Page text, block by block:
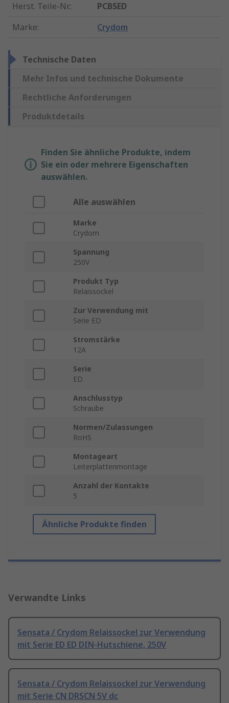
Herst. Teile-Nr.:
PCBSED
Marke: Crydom
Technische Daten
Mehr Infos und technische Dokumente
Rechtliche Anforderungen
Produktdetails
Finden Sie ähnliche Produkte, indem
Sie ein oder mehrere Eigenschaften
auswählen.
Alle auswählen
Marke
Crydom
Spannung
250V
Produkt Typ
Relaissockel
Zur Verwendung mit
Serie ED
Stromstärke
12A
Serie
ED
Anschlusstyp
Schraube
Normen/Zulassungen
RoHS
Montageart
Leiterplattenmontage
Anzahl der Kontakte
5
Ähnliche Produkte finden
Verwandte Links
Sensata / Crydom Relaissockel zur Verwendung
mit Serie ED ED DIN-Hutschiene, 250V
Sensata / Crydom Relaissockel zur Verwendung
mit Serie CN DRSCN 5V dc